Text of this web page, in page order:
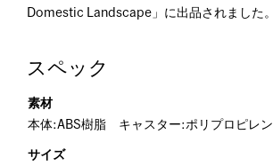
Domestic Landscape」に出品されました。
スペック
素材
本体:ABS樹脂 キャスター:ポリプロピレン
サイズ